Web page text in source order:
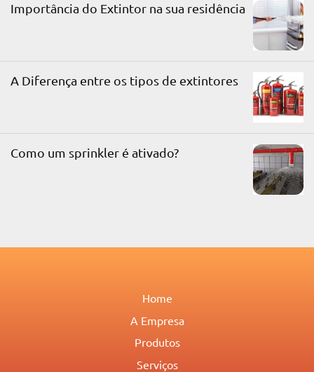
Importância do Extintor na sua residência
A Diferença entre os tipos de extintores
Como um sprinkler é ativado?
Home
A Empresa
Produtos
Serviços